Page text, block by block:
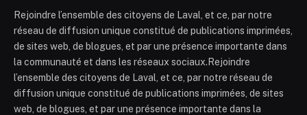
Rejoindre l’ensemble des citoyens de Laval, et ce, par notre
réseau de diffusion unique constitué de publications imprimées,
de sites web, de blogues, et par une présence importante dans
la communauté et dans les réseaux sociaux.Rejoindre
l’ensemble des citoyens de Laval, et ce, par notre réseau de
diffusion unique constitué de publications imprimées, de sites
web, de blogues, et par une présence importante dans la